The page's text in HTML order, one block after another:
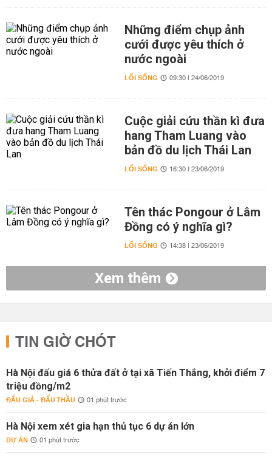
Những điểm chụp ảnh
cưới được yêu thích ở
nước ngoài
LỐI SỐNG 09:30 | 24/06/2019
Cuộc giải cứu thần kì đưa
hang Tham Luang vào
bản đồ du lịch Thái Lan
LỐI SỐNG 16:30 | 23/06/2019
Tên thác Pongour ở Lâm
Đồng có ý nghĩa gì?
LỐI SỐNG 14:38 | 23/06/2019
Xem thêm
TIN GIỜ CHÓT
Hà Nội đấu giá 6 thửa đất ở tại xã Tiến Thắng, khởi điểm 7
triệu đồng/m2
ĐẤU GIÁ - ĐẤU THẦU 01 phút trước
Hà Nội xem xét gia hạn thủ tục 6 dự án lớn
DỰ ÁN 01 phút trước